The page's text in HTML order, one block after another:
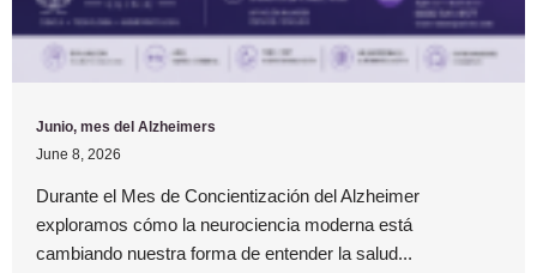
Junio, mes del Alzheimers
June 8, 2026
Durante el Mes de Concientización del Alzheimer
exploramos cómo la neurociencia moderna está
cambiando nuestra forma de entender la salud...